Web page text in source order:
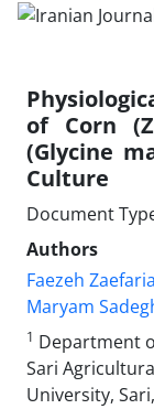
of Corn
(Glycine
Culture
Document
Authors
Faezeh
Maryam
1 Department
Sari
University,